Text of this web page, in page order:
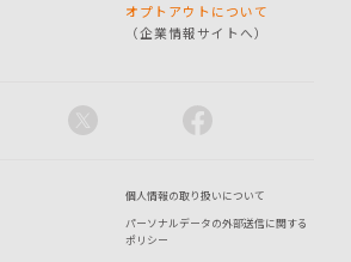
オプトアウトについて
（企業情報サイトへ）
個人情報の取り扱いについて
パーソナルデータの外部送信に関する
ポリシー